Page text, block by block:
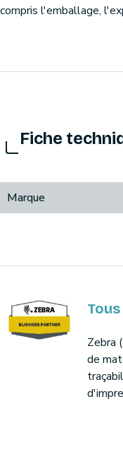
compris l'emballage,
Fiche
Marque
Zebra
de